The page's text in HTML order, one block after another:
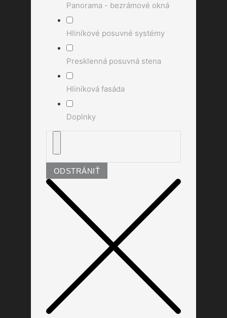
Panorama - bezrámové okná
Hliníkové posuvné systémy
Presklenná posuvná stena
Hliníková fasáda
Doplnky
ODSTRÁNIŤ